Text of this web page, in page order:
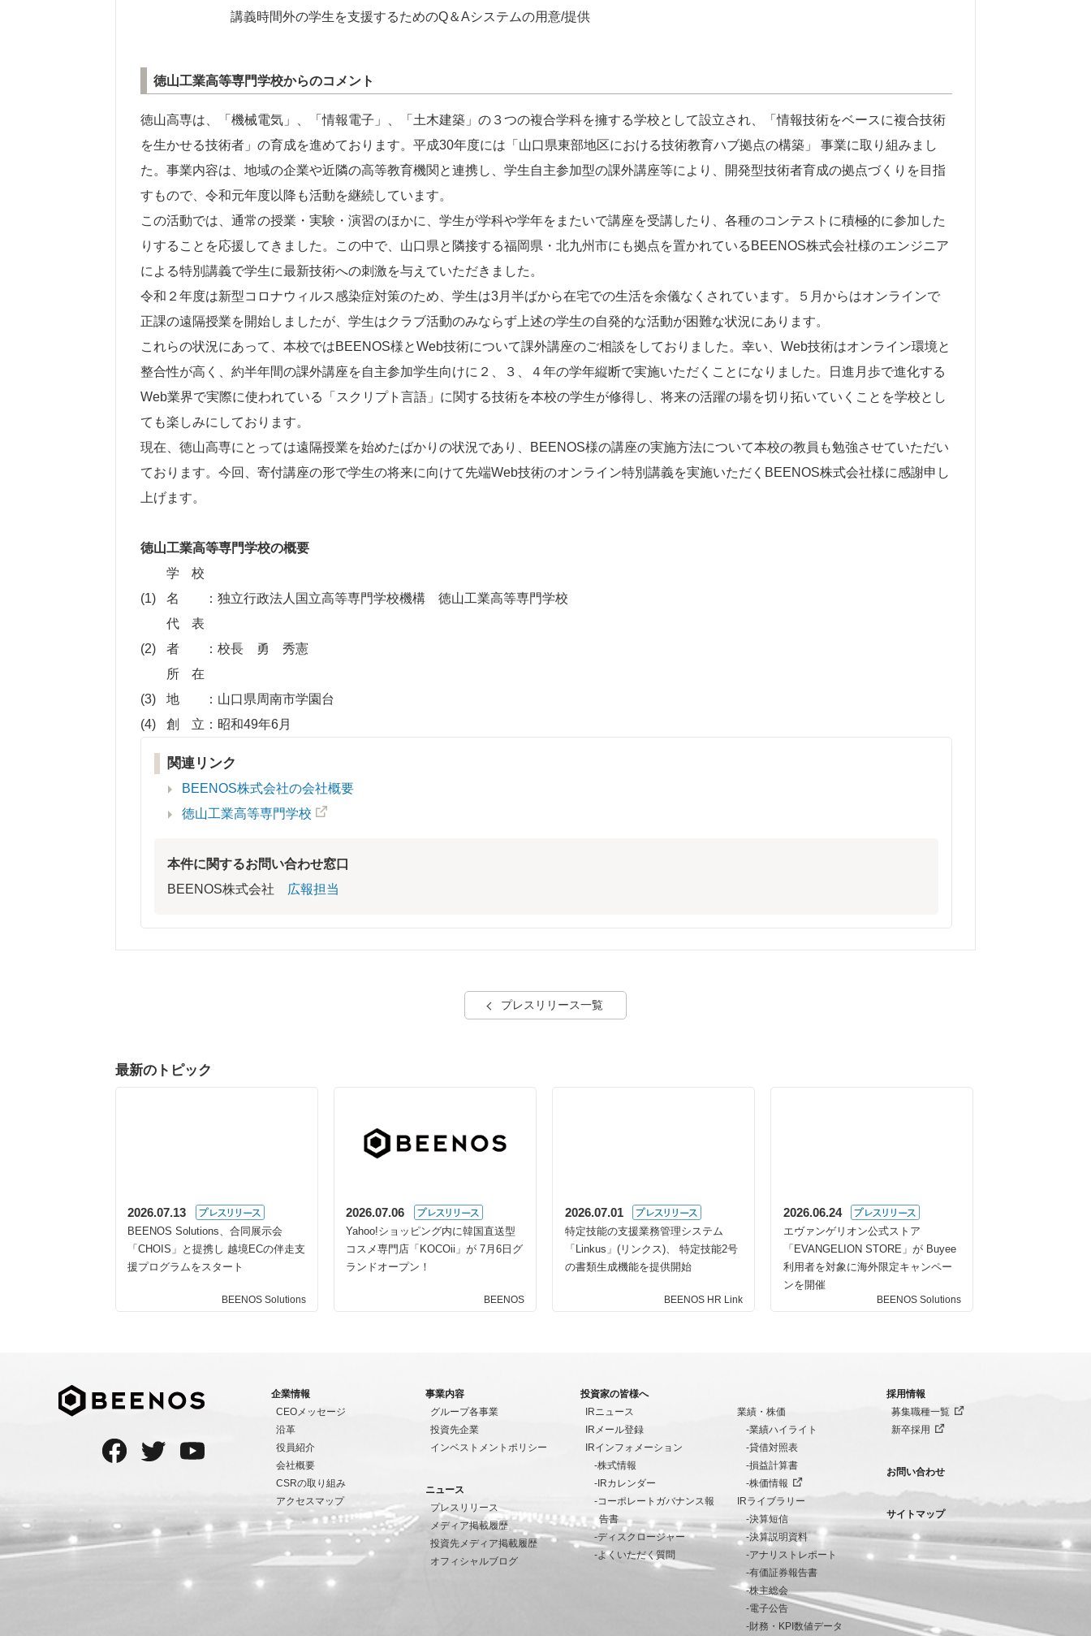
講義時間外の学生を支援するためのQ＆Aシステムの用意/提供
徳山工業高等専門学校からのコメント
徳山高専は、「機械電気」、「情報電子」、「土木建築」の３つの複合学科を擁する学校として設立され、「情報技術をベースに複合技術
を生かせる技術者」の育成を進めております。平成30年度には「山口県東部地区における技術教育ハブ拠点の構築」 事業に取り組みまし
た。事業内容は、地域の企業や近隣の高等教育機関と連携し、学生自主参加型の課外講座等により、開発型技術者育成の拠点づくりを目指
すもので、令和元年度以降も活動を継続しています。
この活動では、通常の授業・実験・演習のほかに、学生が学科や学年をまたいで講座を受講したり、各種のコンテストに積極的に参加した
りすることを応援してきました。この中で、山口県と隣接する福岡県・北九州市にも拠点を置かれているBEENOS株式会社様のエンジニア
による特別講義で学生に最新技術への刺激を与えていただきました。
令和２年度は新型コロナウィルス感染症対策のため、学生は3月半ばから在宅での生活を余儀なくされています。５月からはオンラインで
正課の遠隔授業を開始しましたが、学生はクラブ活動のみならず上述の学生の自発的な活動が困難な状況にあります。
これらの状況にあって、本校ではBEENOS様とWeb技術について課外講座のご相談をしておりました。幸い、Web技術はオンライン環境と
整合性が高く、約半年間の課外講座を自主参加学生向けに２、３、４年の学年縦断で実施いただくことになりました。日進月歩で進化する
Web業界で実際に使われている「スクリプト言語」に関する技術を本校の学生が修得し、将来の活躍の場を切り拓いていくことを学校とし
ても楽しみにしております。
現在、徳山高専にとっては遠隔授業を始めたばかりの状況であり、BEENOS様の講座の実施方法について本校の教員も勉強させていただい
ております。今回、寄付講座の形で学生の将来に向けて先端Web技術のオンライン特別講義を実施いただくBEENOS株式会社様に感謝申し
上げます。
徳山工業高等専門学校の概要
学校
名
：独立行政法人国立高等専門学校機構 徳山工業高等専門学校
代表
者
：校長 勇 秀憲
所在
地
：山口県周南市学園台
創立 ：昭和49年6月
関連リンク
BEENOS株式会社の会社概要
徳山工業高等専門学校
本件に関するお問い合わせ窓口
BEENOS株式会社
広報担当
プレスリリース一覧
最新のトピック
2026.07.13
BEENOS Solutions、合同展示会
「CHOIS」と提携し 越境ECの伴走支
援プログラムをスタート
BEENOS Solutions
2026.07.06
Yahoo!ショッピング内に韓国直送型
コスメ専門店「KOCOii」が 7月6日グ
ランドオープン！
BEENOS
2026.07.01
特定技能の支援業務管理システム
「Linkus」(リンクス)、 特定技能2号
の書類生成機能を提供開始
BEENOS HR Link
2026.06.24
エヴァンゲリオン公式ストア
「EVANGELION STORE」が Buyee
利用者を対象に海外限定キャンペー
ンを開催
BEENOS Solutions
企業情報
CEOメッセージ
沿革
役員紹介
会社概要
CSRの取り組み
アクセスマップ
事業内容
グループ各事業
投資先企業
インベストメントポリシー
ニュース
プレスリリース
メディア掲載履歴
投資先メディア掲載履歴
オフィシャルブログ
投資家の皆様へ
IRニュース
IRメール登録
IRインフォメーション
株式情報
IRカレンダー
コーポレートガバナンス報
告書
ディスクロージャー
よくいただく質問
業績・株価
業績ハイライト
貸借対照表
損益計算書
株価情報
IRライブラリー
決算短信
決算説明資料
アナリストレポート
有価証券報告書
株主総会
電子公告
財務・KPI数値データ
採用情報
募集職種一覧
新卒採用
お問い合わせ
サイトマップ